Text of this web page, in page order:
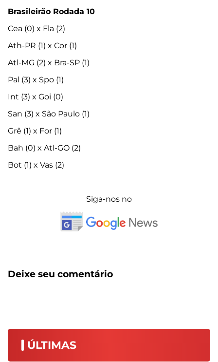
Brasileirão Rodada 10
Cea (0) x Fla (2)
Ath-PR (1) x Cor (1)
Atl-MG (2) x Bra-SP (1)
Pal (3) x Spo (1)
Int (3) x Goi (0)
San (3) x São Paulo (1)
Grê (1) x For (1)
Bah (0) x Atl-GO (2)
Bot (1) x Vas (2)
Siga-nos no
Deixe seu comentário
ÚLTIMAS